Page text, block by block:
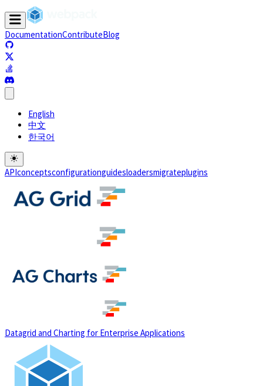
DocumentationContributeBlog
(opens in a new tab)
English
中文
한국어
APIconceptsconfigurationguidesloadersmigrateplugins
Datagrid and Charting for Enterprise Applications